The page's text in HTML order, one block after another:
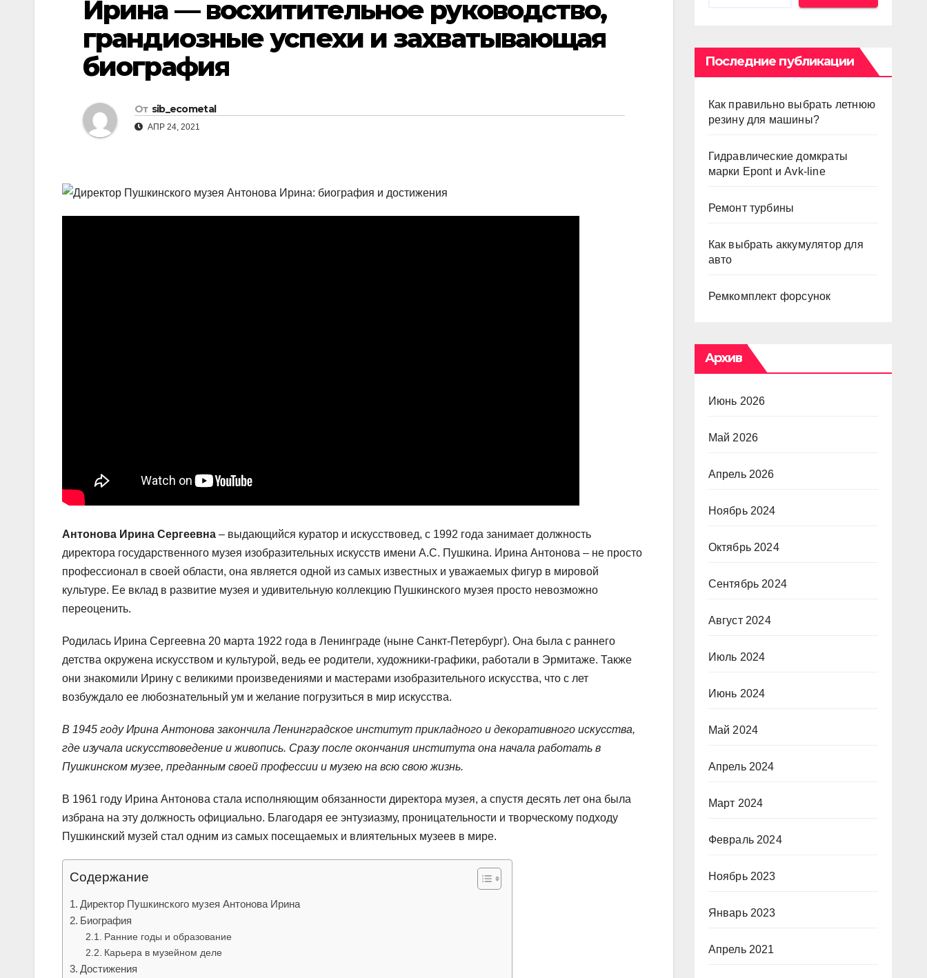
Ирина — восхитительное руководство,
грандиозные успехи и захватывающая
биография
От sib_ecometal
АПР 24, 2021
Антонова Ирина Сергеевна – выдающийся куратор и искусствовед, с 1992 года занимает должность
директора государственного музея изобразительных искусств имени А.С. Пушкина. Ирина Антонова – не просто
профессионал в своей области, она является одной из самых известных и уважаемых фигур в мировой
культуре. Ее вклад в развитие музея и удивительную коллекцию Пушкинского музея просто невозможно
переоценить.
Родилась Ирина Сергеевна 20 марта 1922 года в Ленинграде (ныне Санкт-Петербург). Она была с раннего
детства окружена искусством и культурой, ведь ее родители, художники-графики, работали в Эрмитаже. Также
они знакомили Ирину с великими произведениями и мастерами изобразительного искусства, что с лет
возбуждало ее любознательный ум и желание погрузиться в мир искусства.
В 1945 году Ирина Антонова закончила Ленинградское институт прикладного и декоративного искусства,
где изучала искусствоведение и живопись. Сразу после окончания института она начала работать в
Пушкинском музее, преданным своей профессии и музею на всю свою жизнь.
В 1961 году Ирина Антонова стала исполняющим обязанности директора музея, а спустя десять лет она была
избрана на эту должность официально. Благодаря ее энтузиазму, проницательности и творческому подходу
Пушкинский музей стал одним из самых посещаемых и влиятельных музеев в мире.
Содержание
Директор Пушкинского музея Антонова Ирина
Биография
Ранние годы и образование
Карьера в музейном деле
Достижения
Последние публикации
Как правильно выбрать летнюю
резину для машины?
Гидравлические домкраты
марки Epont и Avk-line
Ремонт турбины
Как выбрать аккумулятор для
авто
Ремкомплект форсунок
Архив
Июнь 2026
Май 2026
Апрель 2026
Ноябрь 2024
Октябрь 2024
Сентябрь 2024
Август 2024
Июль 2024
Июнь 2024
Май 2024
Апрель 2024
Март 2024
Февраль 2024
Ноябрь 2023
Январь 2023
Апрель 2021